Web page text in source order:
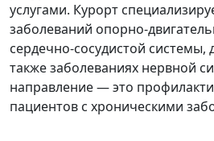
услугами. Курорт
заболеваний опорно-
сердечно-сосудистой системы,
также заболеваниях нервной
направление — это
пациентов с хроническими